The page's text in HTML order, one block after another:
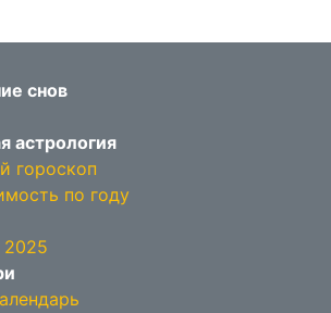
снов
астрология
гороскоп
по году
2025